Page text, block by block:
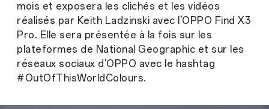
mois et exposera les clichés et les vidéos
réalisés par Keith Ladzinski avec l’OPPO Find X3
Pro. Elle sera présentée à la fois sur les
plateformes de National Geographic et sur les
réseaux sociaux d'OPPO avec le hashtag
#OutOfThisWorldColours.